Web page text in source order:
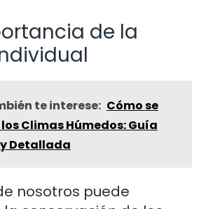
de la
te interese: Cómo se
Climas Húmedos: Guía
Detallada
nosotros puede